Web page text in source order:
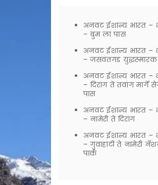
अनवट ईशान्य भारत –
– बुम ला पास
अनवट ईशान्य भारत –
– जसवंतगड युद्धस्मारक
अनवट ईशान्य भारत –
– दिरांग ते तवांग मार्गे
पास
अनवट ईशान्य भारत –
– नामेरी ते दिरांग
अनवट ईशान्य भारत –
– गुवाहाटी ते नामेरी
पार्क